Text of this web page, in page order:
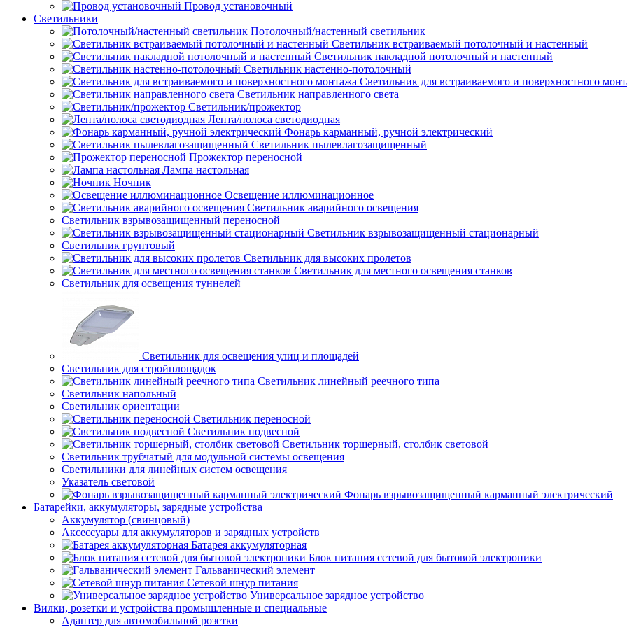
Провод установочный
Светильники
Потолочный/настенный светильник
Светильник встраиваемый потолочный и настенный
Светильник накладной потолочный и настенный
Светильник настенно-потолочный
Светильник для встраиваемого и поверхностного
Светильник направленного света
Светильник/прожектор
Лента/полоса светодиодная
Фонарь карманный, ручной электрический
Светильник пылевлагозащищенный
Прожектор переносной
Лампа настольная
Ночник
Освещение иллюминационное
Светильник аварийного освещения
Светильник взрывозащищенный переносной
Светильник взрывозащищенный стационарный
Светильник грунтовый
Светильник для высоких пролетов
Светильник для местного освещения станков
Светильник для освещения туннелей
Светильник для освещения улиц и площадей
Светильник для стройплощадок
Светильник линейный реечного типа
Светильник напольный
Светильник ориентации
Светильник переносной
Светильник подвесной
Светильник торшерный, столбик световой
Светильник трубчатый для модульной системы освещения
Светильники для линейных систем освещения
Указатель световой
Фонарь взрывозащищенный карманный электрический
Батарейки, аккумуляторы, зарядные устройства
Аккумулятор (свинцовый)
Аксессуары для аккумуляторов и зарядных устройств
Батарея аккумуляторная
Блок питания сетевой для бытовой электроники
Гальванический элемент
Сетевой шнур питания
Универсальное зарядное устройство
Вилки, розетки и устройства промышленные и специальные
Адаптер для автомобильной розетки